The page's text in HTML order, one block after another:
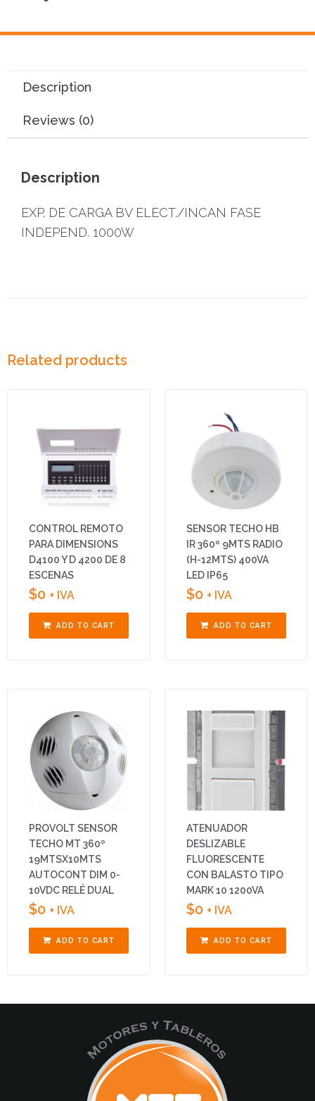
Description
Reviews (0)
Description
EXP. DE CARGA BV ELECT./INCAN FASE
INDEPEND. 1000W
Related products
CONTROL REMOTO
PARA DIMENSIONS
D4100 Y D 4200 DE 8
ESCENAS
$0 + IVA
ADD TO CART
SENSOR TECHO HB
IR 360º 9MTS RADIO
(H-12MTS) 400VA
LED IP65
$0 + IVA
ADD TO CART
PROVOLT SENSOR
TECHO MT 360º
19MTSX10MTS
AUTOCONT DIM 0-
10VDC RELÉ DUAL
$0 + IVA
ADD TO CART
ATENUADOR
DESLIZABLE
FLUORESCENTE
CON BALASTO TIPO
MARK 10 1200VA
$0 + IVA
ADD TO CART